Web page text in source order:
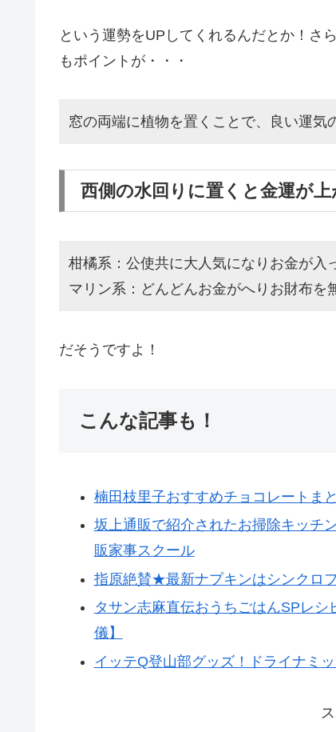
という運勢をUPしてくれるんだとか！さ
もポイントが・・・
窓の両端に植物を置くことで、良い運気
西側の水回りに置くと金運が上
柑橘系：公使共に大人気になりお金が入
マリン系：どんどんお金がへりお財布を
だそうですよ！
こんな記事も！
楠田枝里子おすすめチョコレートま
坂上通販で紹介されたお掃除キッチ
販家事スクール
指原絶賛★最新ナプキンはシンクロ
タサン志麻直伝おうちごはんSPレ
儀】
イッテQ登山部グッズ！ドライナミ